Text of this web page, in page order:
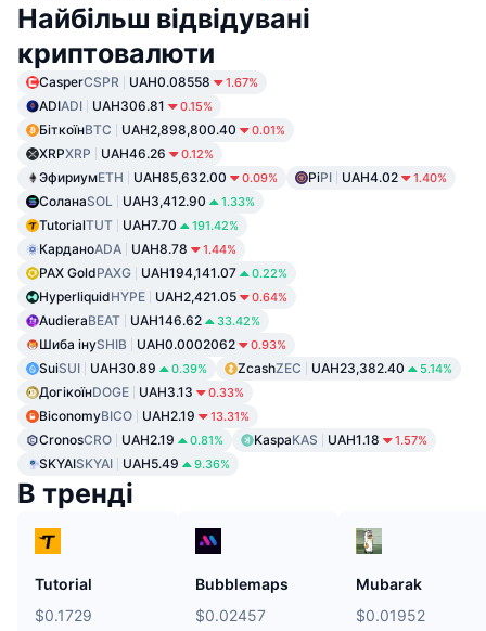
Найбільш відвідувані
криптовалюти
CasperCSPR UAH0.08558 1.67%
ADIADI UAH306.81 0.15%
БіткоїнBTC UAH2,898,800.40 0.01%
XRPXRP UAH46.26 0.12%
ЭфириумETH UAH85,632.00 0.09% PiPI UAH4.02 1.40%
СоланаSOL UAH3,412.90 1.33%
TutorialTUT UAH7.70 191.42%
КарданоADA UAH8.78 1.44%
PAX GoldPAXG UAH194,141.07 0.22%
HyperliquidHYPE UAH2,421.05 0.64%
AudieraBEAT UAH146.62 33.42%
Шиба інуSHIB UAH0.0002062 0.93%
SuiSUI UAH30.89 0.39% ZcashZEC UAH23,382.40 5.14%
ДогікоїнDOGE UAH3.13 0.33%
BiconomyBICO UAH2.19 13.31%
CronosCRO UAH2.19 0.81% KaspaKAS UAH1.18 1.57%
SKYAISKYAI UAH5.49 9.36%
В тренді
Tutorial
$0.1729
Bubblemaps
$0.02457
Mubarak
$0.01952